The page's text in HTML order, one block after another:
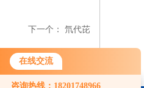
在线交流
咨询热线：18201748966
欢迎前来咨询，很高兴为您
下一个： 氘代芘